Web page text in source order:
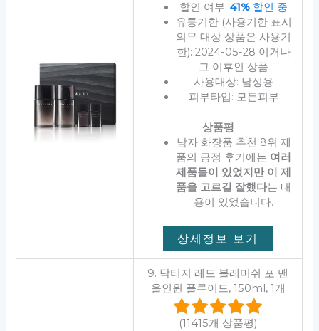
할인 여부:41% 할인 중
유통기한 (사용기한 표시
의무 대상 상품은 사용기
한): 2024-05-28 이거나
그 이후인 상품
사용대상: 남성용
피부타입: 모든피부
상품평
남자 화장품 추천 8위 제
품의 긍정 후기에는 여러
제품들이 있었지만 이 제
품을 고르길 잘했다는 내
용이 있었습니다.
상세정보 보기
9. 닥터지 레드 블레미쉬 포 맨
올인원 플루이드, 150ml, 1개
(11415개 상품평)